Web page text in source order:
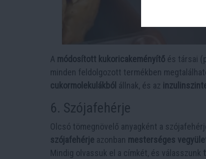
A módosított kukoricakeményítő és társai
minden feldolgozott termékben
cukormolekulákból állnak, és az
6. Szójafehérje
Olcsó tömegnövelő anyagként a
szójafehérje azonban mesterséges
Mindig olvassuk el a címkét, és válasszunk